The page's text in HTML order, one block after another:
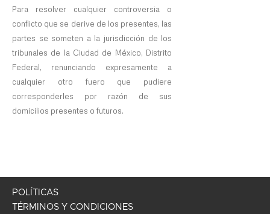
Para resolver cualquier controversia o
conflicto que se derive de los presentes, las
partes se someten a la jurisdicción de los
tribunales de la Ciudad de México, Distrito
Federal, renunciando expresamente a
cualquier otro fuero que pudiere
corresponderles por razón de sus
domicilios presentes o futuros.
POLÍTICAS
TÉRMINOS Y CONDICIONES